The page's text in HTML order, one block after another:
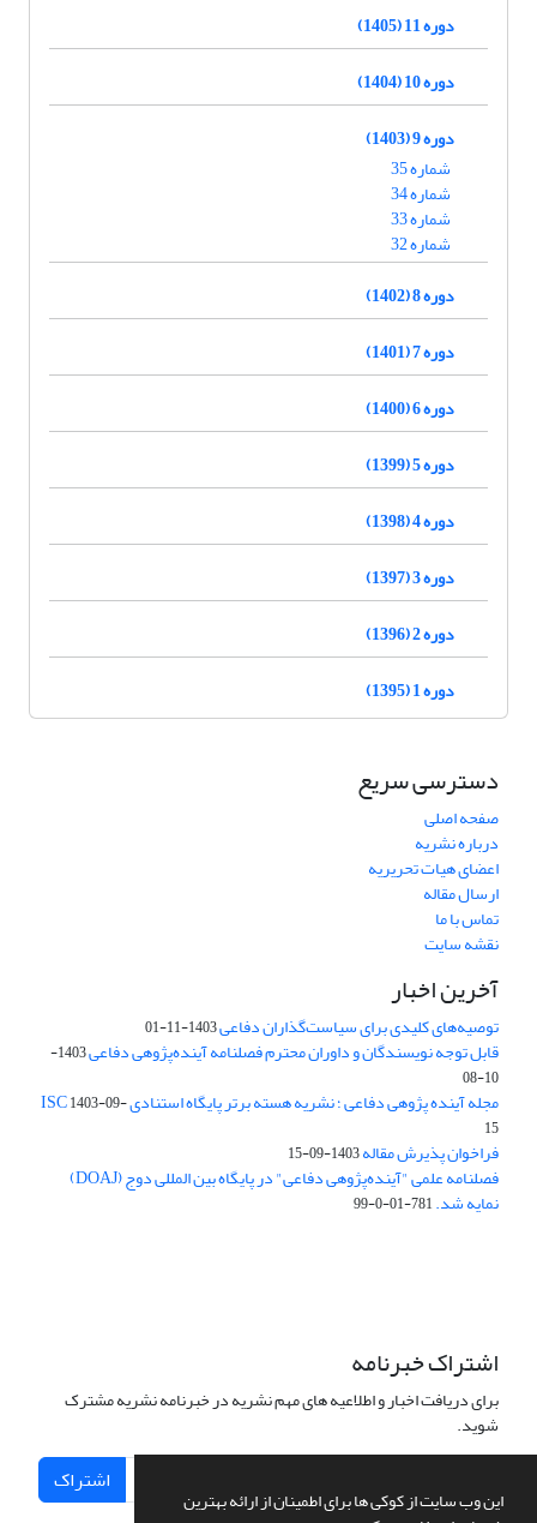
این وب سایت از کوکی ها برای اطمینان از ارائه بهترین
دوره 11 (1405)
دوره 10 (1404)
دوره 9 (1403)
شماره 35
شماره 34
شماره 33
شماره 32
دوره 8 (1402)
دوره 7 (1401)
دوره 6 (1400)
دوره 5 (1399)
دوره 4 (1398)
دوره 3 (1397)
دوره 2 (1396)
دوره 1 (1395)
دسترسی سریع
صفحه اصلی
درباره نشریه
اعضای هیات تحریریه
ارسال مقاله
تماس با ما
نقشه سایت
آخرین اخبار
توصیه‌های کلیدی برای سیاست‌گذاران دفاعی1403-11-01
قابل توجه نویسندگان و داوران محترم فصلنامه آینده‌پژوهی دفاعی
1403-
10-08
مجله آینده پژوهی دفاعی ؛ نشریه هسته برتر پایگاه استنادی ISC1403-09-
15
فراخوان پذیرش مقاله1403-09-15
فصلنامه علمی "آینده‌پژوهی دفاعی" در پایگاه بین المللی دوج (DOAJ)
نمایه شد.781-01-0-99
اشتراک خبرنامه
برای دریافت اخبار و اطلاعیه های مهم نشریه در خبرنامه نشریه مشترک
شوید.
اشتراک